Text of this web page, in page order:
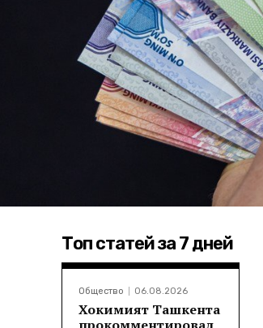
Топ статей за 7 дней
Общество 06.08.2026
Хокимият Ташкента